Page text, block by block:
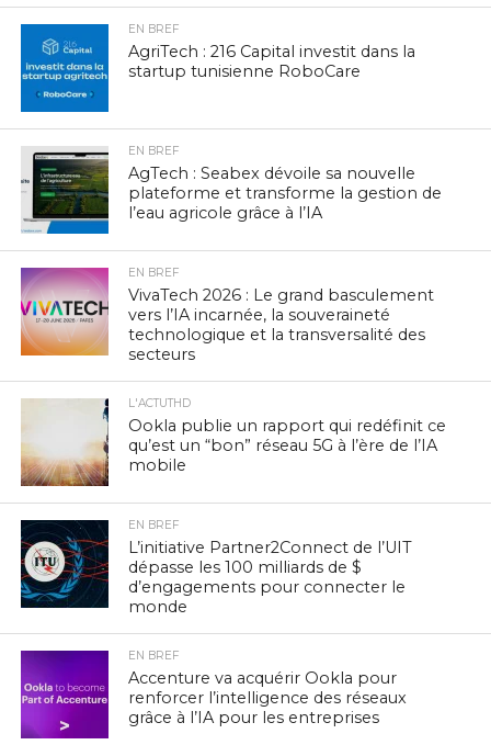
EN BREF
AgriTech : 216 Capital investit dans la
startup tunisienne RoboCare
EN BREF
AgTech : Seabex dévoile sa nouvelle
plateforme et transforme la gestion de
l’eau agricole grâce à l’IA
EN BREF
VivaTech 2026 : Le grand basculement
vers l’IA incarnée, la souveraineté
technologique et la transversalité des
secteurs
L'ACTUTHD
Ookla publie un rapport qui redéfinit ce
qu’est un “bon” réseau 5G à l’ère de l’IA
mobile
EN BREF
L’initiative Partner2Connect de l’UIT
dépasse les 100 milliards de $
d’engagements pour connecter le
monde
EN BREF
Accenture va acquérir Ookla pour
renforcer l’intelligence des réseaux
grâce à l’IA pour les entreprises